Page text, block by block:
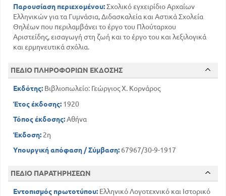
Παρουσίαση περιεχομένου:Σχολικό εγχειρίδιο Αρχαίων
Ελληνικών για τα Γυμνάσια, Διδασκαλεία και Αστικά Σχολεία
Θηλέων που περιλαμβάνει το έργο του Πλούταρχου
Αριστείδης, εισαγωγή στη ζωή και το έργο του και λεξιλογικά
και ερμηνευτικά σχόλια.
ΠΕΔΙΟ ΠΛΗΡΟΦΟΡΙΩΝ ΕΚΔΟΣΗΣ
Εκδότης: Βιβλιοπωλείο: Γεώργιος Χ. Κορνάρος
Έτος έκδοσης: 1920
Τόπος έκδοσης:Αθήνα
Έκδοση: 2η
Υπουργική απόφαση / Σύμβαση: 67967/30-9-1917
ΠΕΔΙΟ ΠΑΡΑΤΗΡΗΣΕΩΝ
Εντοπισμός πρωτοτύπου: Ελληνικό Λογοτεχνικό και Ιστορικό